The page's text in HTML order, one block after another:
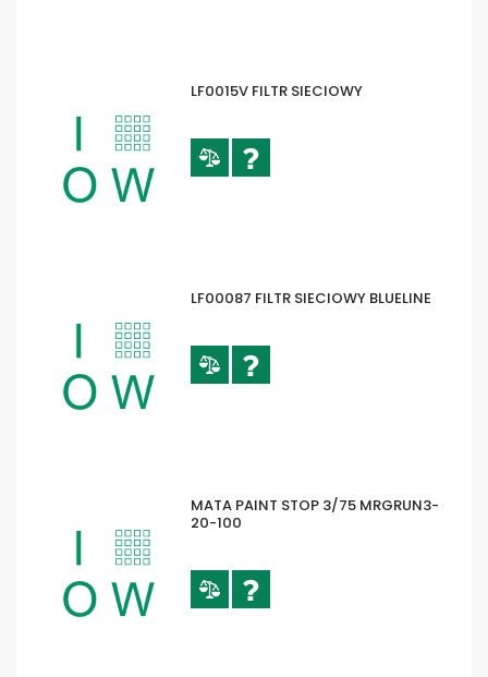
LF0015V FILTR SIECIOWY
LF00087 FILTR SIECIOWY BLUELINE
MATA PAINT STOP 3/75 MRGRUN3-
20-100